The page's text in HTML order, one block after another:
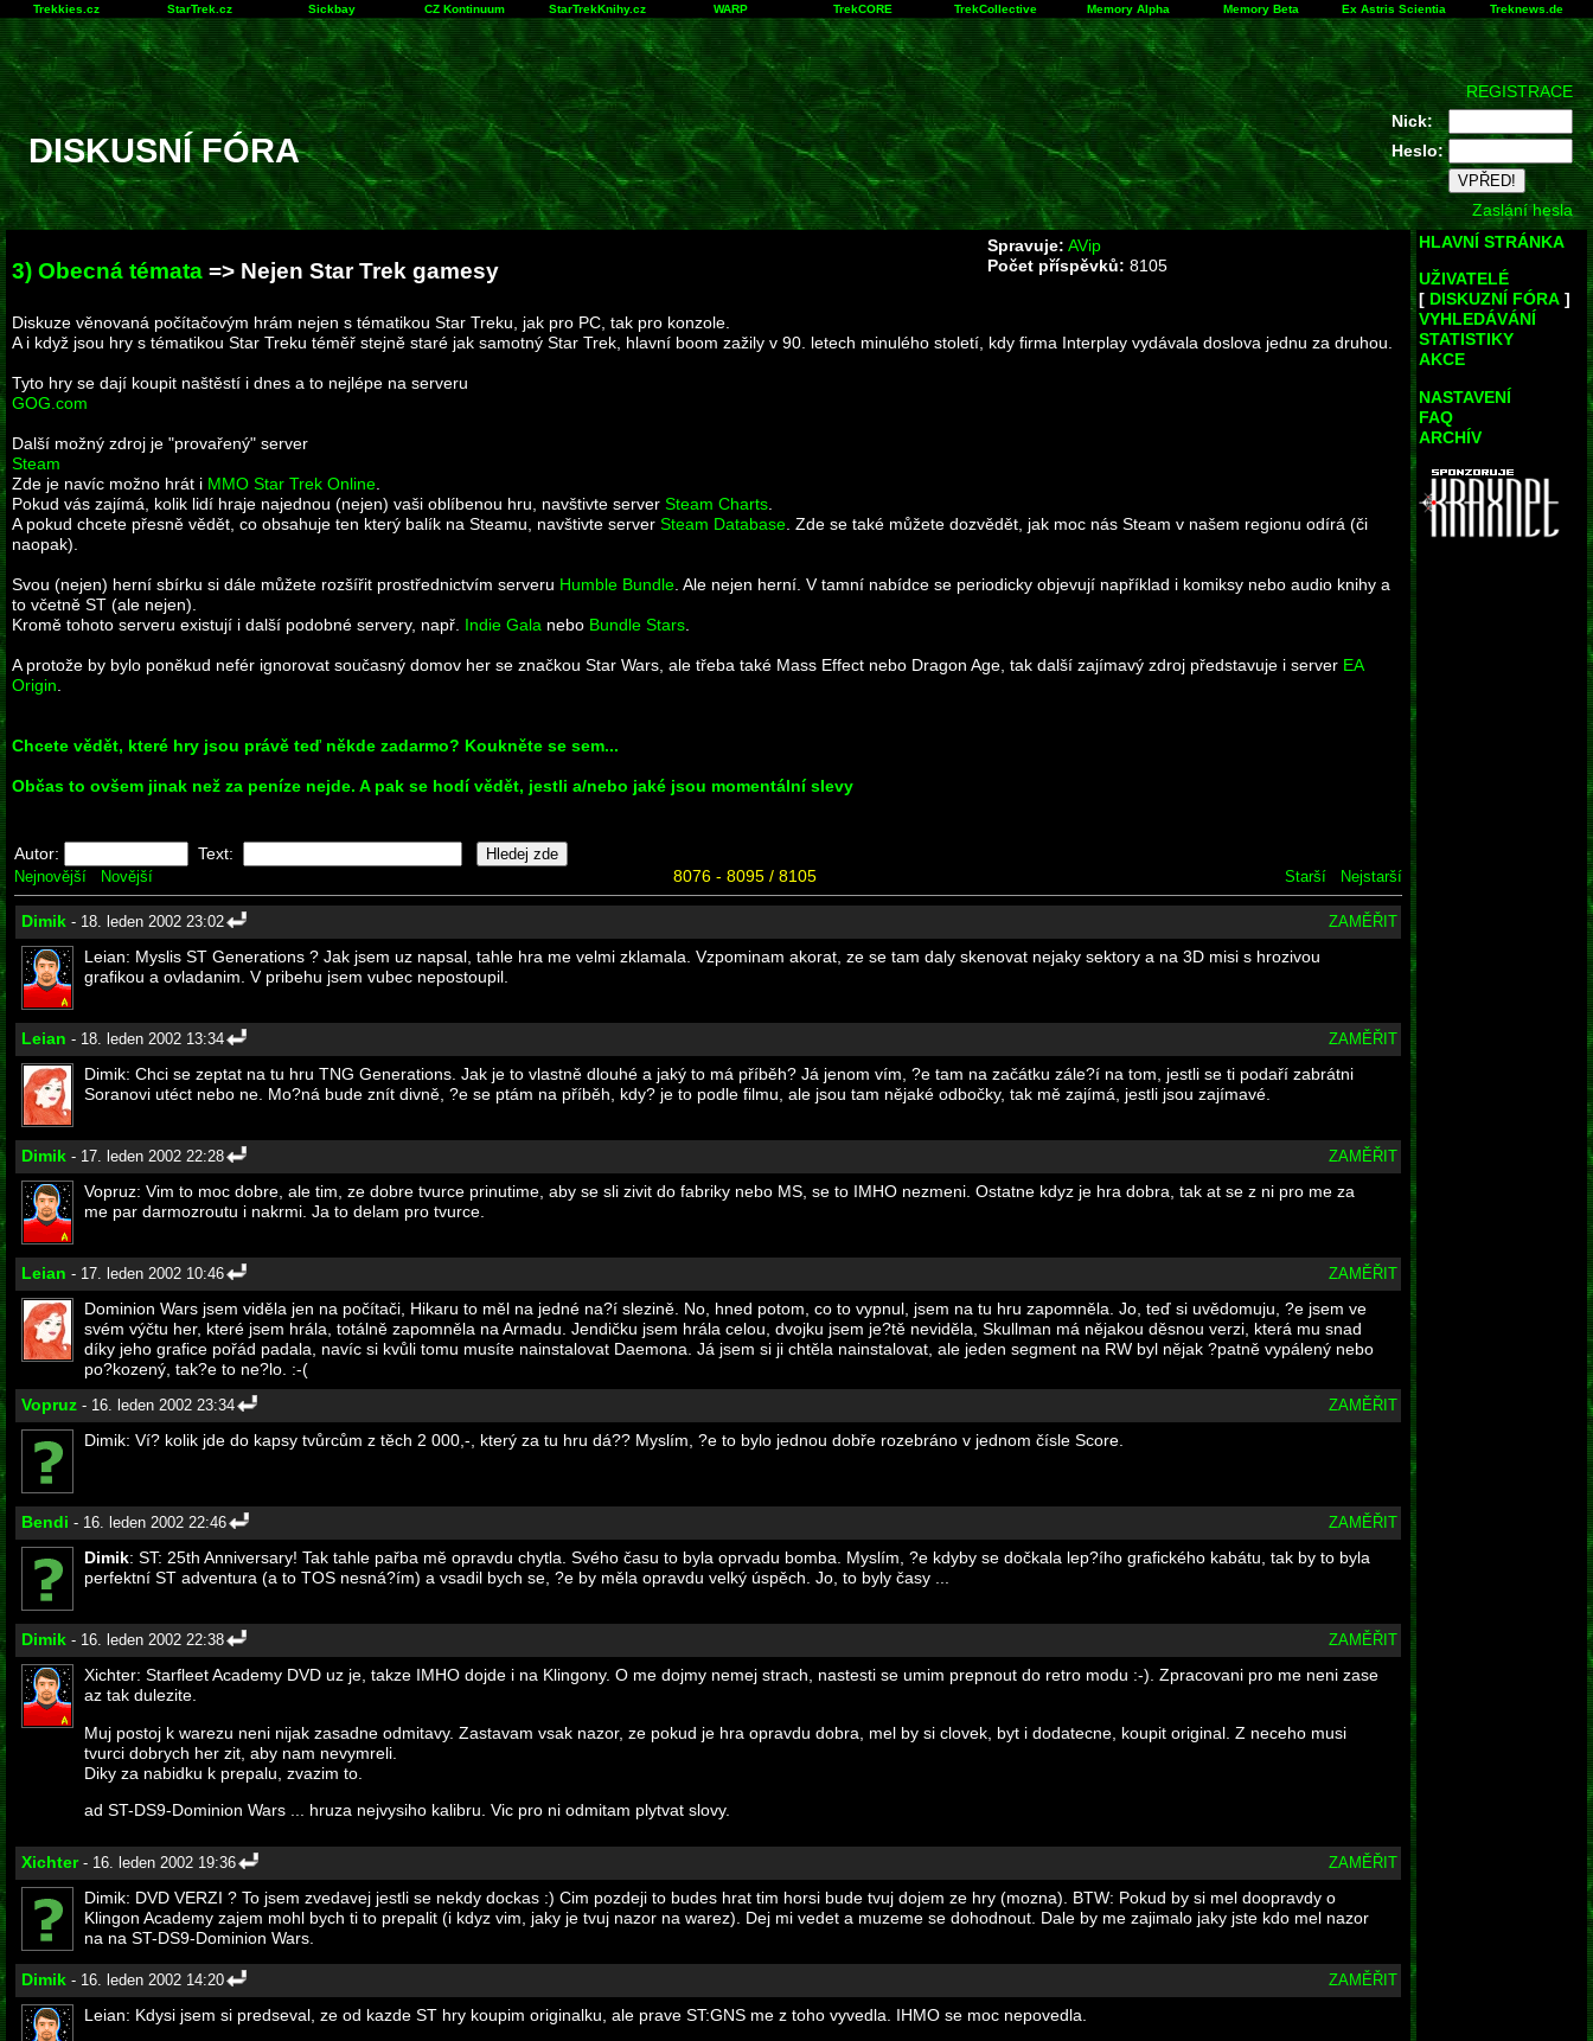
Trekkies.cz StarTrek.cz Sickbay CZ Kontinuum StarTrekKnihy.cz WARP TrekCORE TrekCollective Memory Alpha Memory Beta Ex Astris Scientia Treknews.de
DISKUSNÍ FÓRA
REGISTRACE
Nick:
Heslo:
Zaslání hesla
3) Obecná témata => Nejen Star Trek gamesy
Spravuje: AVip
Počet příspěvků: 8105
Diskuze věnovaná počítačovým hrám nejen s tématikou Star Treku, jak pro PC, tak pro konzole.
A i když jsou hry s tématikou Star Treku téměř stejně staré jak samotný Star Trek, hlavní boom zažily v 90. letech minulého století, kdy firma Interplay vydávala doslova jednu za druhou.
Tyto hry se dají koupit naštěstí i dnes a to nejlépe na serveru
GOG.com
Další možný zdroj je "provařený" server
Steam
Zde je navíc možno hrát i MMO Star Trek Online
Pokud vás zajímá, kolik lidí hraje najednou (nejen) vaši oblíbenou hru, navštivte server Steam Charts
A pokud chcete přesně vědět, co obsahuje ten který balík na Steamu, navštivte server Steam Database . Zde se také můžete dozvědět, jak moc nás Steam v našem regionu odírá (či
naopak).
Svou (nejen) herní sbírku si dále můžete rozšířit prostřednictvím serveru Humble Bundle . Ale nejen herní. V tamní nabídce se periodicky objevují například i komiksy nebo audio knihy a
to včetně ST (ale nejen).
Kromě tohoto serveru existují i další podobné servery, např. Indie Gala nebo Bundle Stars
A protože by bylo poněkud nefér ignorovat současný domov her se značkou Star Wars, ale třeba také Mass Effect nebo Dragon Age, tak další zajímavý zdroj představuje i server EA
Origin
Chcete vědět, které hry jsou právě teď někde zadarmo? Koukněte se sem...
Občas to ovšem jinak než za peníze nejde. A pak se hodí vědět, jestli a/nebo jaké jsou momentální slevy
Autor: Text:
Nejnovější Novější 8076 - 8095 / 8105 Starší Nejstarší
Dimik - 18. leden 2002 23:02 ZAMĚŘIT
Leian: Myslis ST Generations ? Jak jsem uz napsal, tahle hra me velmi zklamala. Vzpominam akorat, ze se tam daly skenovat nejaky sektory a na 3D misi s hrozivou
grafikou a ovladanim. V pribehu jsem vubec nepostoupil.
Leian - 18. leden 2002 13:34 ZAMĚŘIT
Dimik: Chci se zeptat na tu hru TNG Generations. Jak je to vlastně dlouhé a jaký to má příběh? Já jenom vím, ?e tam na začátku zále?í na tom, jestli se ti podaří zabrátni
Soranovi utéct nebo ne. Mo?ná bude znít divně, ?e se ptám na příběh, kdy? je to podle filmu, ale jsou tam nějaké odbočky, tak mě zajímá, jestli jsou zajímavé.
Dimik - 17. leden 2002 22:28 ZAMĚŘIT
Vopruz: Vim to moc dobre, ale tim, ze dobre tvurce prinutime, aby se sli zivit do fabriky nebo MS, se to IMHO nezmeni. Ostatne kdyz je hra dobra, tak at se z ni pro me za
me par darmozroutu i nakrmi. Ja to delam pro tvurce.
Leian - 17. leden 2002 10:46 ZAMĚŘIT
Dominion Wars jsem viděla jen na počítači, Hikaru to měl na jedné na?í slezině. No, hned potom, co to vypnul, jsem na tu hru zapomněla. Jo, teď si uvědomuju, ?e jsem ve
svém výčtu her, které jsem hrála, totálně zapomněla na Armadu. Jendičku jsem hrála celou, dvojku jsem je?tě neviděla, Skullman má nějakou děsnou verzi, která mu snad
díky jeho grafice pořád padala, navíc si kvůli tomu musíte nainstalovat Daemona. Já jsem si ji chtěla nainstalovat, ale jeden segment na RW byl nějak ?patně vypálený nebo
po?kozený, tak?e to ne?lo. :-(
Vopruz - 16. leden 2002 23:34 ZAMĚŘIT
Dimik: Ví? kolik jde do kapsy tvůrcům z těch 2 000,-, který za tu hru dá?? Myslím, ?e to bylo jednou dobře rozebráno v jednom čísle Score.
Bendi - 16. leden 2002 22:46 ZAMĚŘIT
Dimik: ST: 25th Anniversary! Tak tahle pařba mě opravdu chytla. Svého času to byla oprvadu bomba. Myslím, ?e kdyby se dočkala lep?ího grafického kabátu, tak by to byla
perfektní ST adventura (a to TOS nesná?ím) a vsadil bych se, ?e by měla opravdu velký úspěch. Jo, to byly časy ...
Dimik - 16. leden 2002 22:38 ZAMĚŘIT
Xichter: Starfleet Academy DVD uz je, takze IMHO dojde i na Klingony. O me dojmy nemej strach, nastesti se umim prepnout do retro modu :-). Zpracovani pro me neni zase
az tak dulezite.
Muj postoj k warezu neni nijak zasadne odmitavy. Zastavam vsak nazor, ze pokud je hra opravdu dobra, mel by si clovek, byt i dodatecne, koupit original. Z neceho musi
tvurci dobrych her zit, aby nam nevymreli.
Diky za nabidku k prepalu, zvazim to.
ad ST-DS9-Dominion Wars ... hruza nejvysiho kalibru. Vic pro ni odmitam plytvat slovy.
Xichter- 16. leden 2002 19:36 ZAMĚŘIT
Dimik: DVD VERZI ? To jsem zvedavej jestli se nekdy dockas :) Cim pozdeji to budes hrat tim horsi bude tvuj dojem ze hry (mozna). BTW: Pokud by si mel doopravdy o
Klingon Academy zajem mohl bych ti to prepalit (i kdyz vim, jaky je tvuj nazor na warez). Dej mi vedet a muzeme se dohodnout. Dale by me zajimalo jaky jste kdo mel nazor
na na ST-DS9-Dominion Wars.
Dimik - 16. leden 2002 14:20 ZAMĚŘIT
Leian: Kdysi jsem si predseval, ze od kazde ST hry koupim originalku, ale prave ST:GNS me z toho vyvedla. IHMO se moc nepovedla.
HLAVNÍ STRÁNKA
UŽIVATELÉ
[ DISKUZNÍ FÓRA ]
VYHLEDÁVÁNÍ
STATISTIKY
AKCE
NASTAVENÍ
FAQ
ARCHÍV